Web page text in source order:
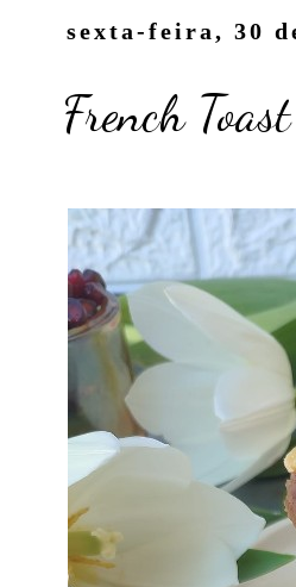
sexta-feira, 30
French